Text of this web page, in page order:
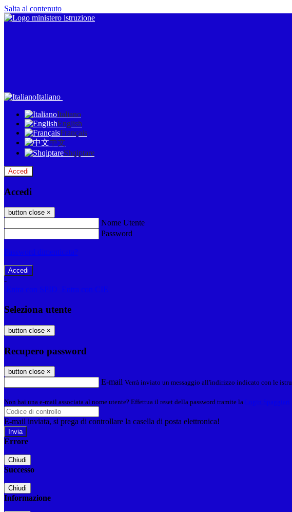
Salta al contenuto
Italiano
Italiano
English
Français
中文
Shqiptare
Accedi
Accedi
button close ×
Nome Utente
Password
Password dimenticata?
-
Entra con SPID
Entra con CIE
Seleziona utente
button close ×
Recupero password
button close ×
E-mail Verrà inviato un messaggio all'indirizzo indicato con le
Non hai una e-mail associata al nome utente? Effettua il reset della password tramite la Login Spaggiari
E-mail inviata, si prega di controllare la casella di posta elettronica!
Errore
Chiudi
Successo
Chiudi
Informazione